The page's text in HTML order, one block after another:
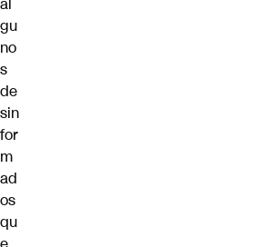
gu
no
s
de
sin
for
m
ad
os
qu